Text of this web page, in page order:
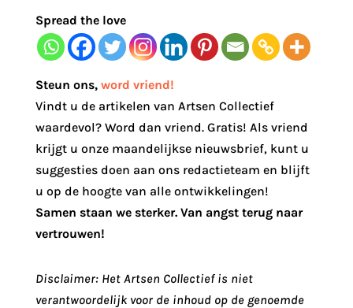
Spread the love
Steun ons, word vriend!
Vindt u de artikelen van Artsen Collectief
waardevol? Word dan vriend. Gratis! Als vriend
krijgt u onze maandelijkse nieuwsbrief, kunt u
suggesties doen aan ons redactieteam en blijft
u op de hoogte van alle ontwikkelingen!
Samen staan we sterker. Van angst terug naar
vertrouwen!
Disclaimer: Het Artsen Collectief is niet
verantwoordelijk voor de inhoud op de genoemde